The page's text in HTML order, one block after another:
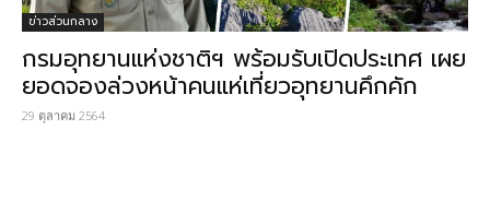
ข่าวส่วนกลาง
กรมอุทยานแห่งชาติฯ พร้อมรับเปิดประเทศ เผย
ยอดจองล่วงหน้าคนแห่เที่ยวอุทยานคึกคัก
29 ตุลาคม 2564